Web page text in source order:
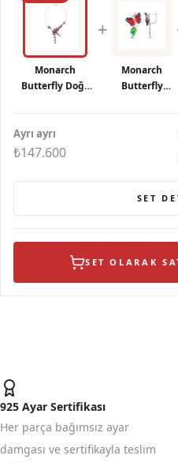
Monarch
Butterfly Doğa
ve Yaprak
Tasarımlı Modern
Gümüş Koly
+
Monarch
Butterfly
Kelebek ve
Ayrı ayrı
₺147.600
SET
SET OLARAK
925 Ayar Sertifikası
Her parça bağımsız ayar
damgası ve sertifikayla teslim